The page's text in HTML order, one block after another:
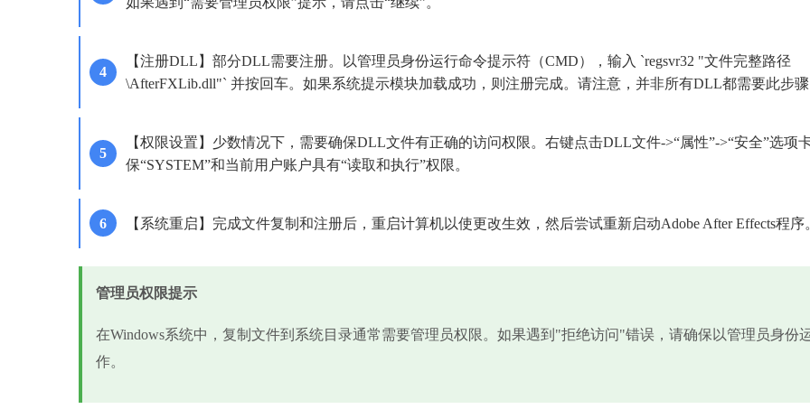
【注册DLL】部分DLL需要注册。以管理员身份运行命令提示符（CMD），输入 `regsvr32 "文件完整路径
\AfterFXLib.dll"` 并按回车。如果系统提示模块加载成功，则注册完成。请注意，并非所有DLL都需要此步骤
【权限设置】少数情况下，需要确保DLL文件有正确的访问权限。右键点击DLL文件->“属性”->“安全”选项
保“SYSTEM”和当前用户账户具有“读取和执行”权限。
【系统重启】完成文件复制和注册后，重启计算机以使更改生效，然后尝试重新启动Adobe After Effects程序
管理员权限提示
在Windows系统中，复制文件到系统目录通常需要管理员权限。如果遇到"拒绝访问"错误，请确保以管理员身份
作。